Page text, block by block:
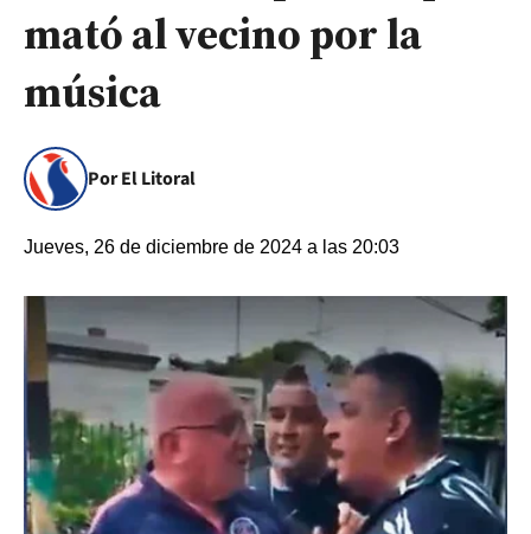
mató al vecino por la
música
Por El Litoral
Jueves, 26 de diciembre de 2024 a las 20:03